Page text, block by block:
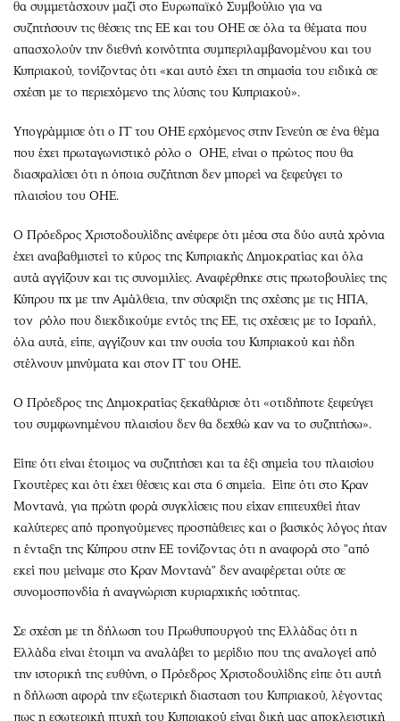
θα συμμετάσχουν μαζί στο Ευρωπαϊκό Συμβούλιο για να
συζητήσουν τις θέσεις της ΕΕ και του ΟΗΕ σε όλα τα θέματα που
απασχολούν την διεθνή κοινότητα συμπεριλαμβανομένου και του
Κυπριακού, τονίζοντας ότι «και αυτό έχει τη σημασία του ειδικά σε
σχέση με το περιεχόμενο της λύσης του Κυπριακού».
Υπογράμμισε ότι ο ΓΓ του ΟΗΕ ερχόμενος στην Γενεύη σε ένα θέμα
που έχει πρωταγωνιστικό ρόλο ο ΟΗΕ, είναι ο πρώτος που θα
διασφαλίσει ότι η όποια συζήτηση δεν μπορεί να ξεφεύγει το
πλαισίου του ΟΗΕ.
Ο Πρόεδρος Χριστοδουλίδης ανέφερε ότι μέσα στα δύο αυτά χρόνια
έχει αναβαθμιστεί το κύρος της Κυπριακής Δημοκρατίας και όλα
αυτά αγγίζουν και τις συνομιλίες. Αναφέρθηκε στις πρωτοβουλίες της
Κύπρου πχ με την Αμάλθεια, την σύσφιξη της σχέσης με τις ΗΠΑ,
τον ρόλο που διεκδικούμε εντός της ΕΕ, τις σχέσεις με το Ισραήλ,
όλα αυτά, είπε, αγγίζουν και την ουσία του Κυπριακού και ήδη
στέλνουν μηνύματα και στον ΓΓ του ΟΗΕ.
Ο Πρόεδρος της Δημοκρατίας ξεκαθάρισε ότι «οτιδήποτε ξεφεύγει
του συμφωνημένου πλαισίου δεν θα δεχθώ καν να το συζητήσω».
Είπε ότι είναι έτοιμος να συζητήσει και τα έξι σημεία του πλαισίου
Γκουτέρες και ότι έχει θέσεις και στα 6 σημεία. Είπε ότι στο Κραν
Μοντανά, για πρώτη φορά συγκλίσεις που είχαν επιτευχθεί ήταν
καλύτερες από προηγούμενες προσπάθειες και ο βασικός λόγος ήταν
η ένταξη της Κύπρου στην ΕΕ τονίζοντας ότι η αναφορά στο "από
εκεί που μείναμε στο Κραν Μοντανά" δεν αναφέρεται ούτε σε
συνομοσπονδία ή αναγνώριση κυριαρχικής ισότητας.
Σε σχέση με τη δήλωση του Πρωθυπουργού της Ελλάδας ότι η
Ελλάδα είναι έτοιμη να αναλάβει το μερίδιο που της αναλογεί από
την ιστορική της ευθύνη, ο Πρόεδρος Χριστοδουλίδης είπε ότι αυτή
η δήλωση αφορά την εξωτερική διασταση του Κυπριακού, λέγοντας
πως η εσωτερική πτυχή του Κυπριακού είναι δική μας αποκλειστική